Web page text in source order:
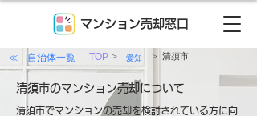
マンション売却窓口
≪ 自治体一覧 TOP > 愛知 > 清須市
清須市のマンション売却について
清須市でマンションの売却を検討されている方に向